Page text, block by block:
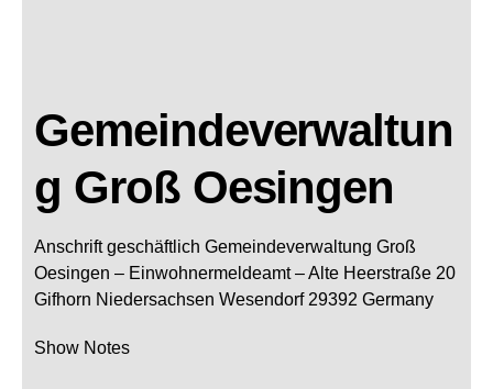
Gemeindeverwaltun
g Groß Oesingen
Anschrift geschäftlich Gemeindeverwaltung Groß
Oesingen – Einwohnermeldeamt –Alte Heerstraße 20
Gifhorn Niedersachsen Wesendorf 29392 Germany
Show Notes